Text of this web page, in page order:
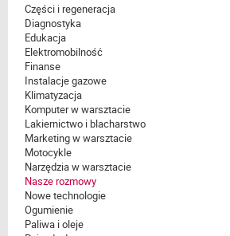
Części i regeneracja
Diagnostyka
Edukacja
Elektromobilność
Finanse
Instalacje gazowe
Klimatyzacja
Komputer w warsztacie
Lakiernictwo i blacharstwo
Marketing w warsztacie
Motocykle
Narzędzia w warsztacie
Nasze rozmowy
Nowe technologie
Ogumienie
Paliwa i oleje